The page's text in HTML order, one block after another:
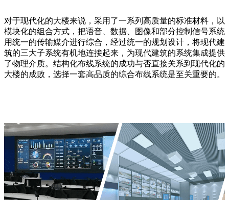
对于现代化的大楼来说，采用了一系列高质量的标准材料，以
模块化的组合方式，把语音、数据、图像和部分控制信号系统
用统一的传输媒介进行综合，经过统一的规划设计，将现代建
筑的三大子系统有机地连接起来，为现代建筑的系统集成提供
了物理介质。结构化布线系统的成功与否直接关系到现代化的
大楼的成败，选择一套高品质的综合布线系统是至关重要的。